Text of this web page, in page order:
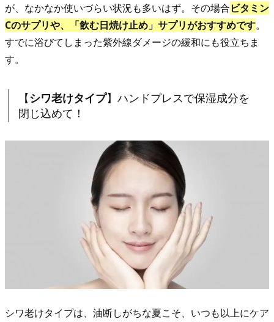
【シ
ワ
老
イ
プ 】
ン
を
が、なかなか使いづらい状況も多いはず。その場合ビタミン
Cのサプリや、「飲む日焼け止め」サプリがおすすめです。
すでに浴びてしまった紫外線ダメージの緩和にも役立ちま
す。
【シワ老けタイプ】ハンドプレスで保湿成分を
閉じ込めて！
シワ老けタイプは、油断しがちな夏こそ、いつも以上にケア